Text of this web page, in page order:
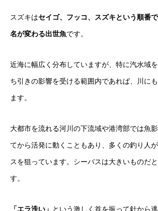
スズキはセイゴ、フッコ、スズキという順番
名が変わる出世魚です。
近海に幅広く分布していますが、特に汽水域
ち引きの影響を受ける範囲内であれば、川に
ます。
大都市を流れる河川の下流域や港湾部では魚
てから活発に動くこともあり、多くの釣り人
スを狙っています。シーバスは大きいものだ
す。
「エラ洗い」 という激しく首を振って針から